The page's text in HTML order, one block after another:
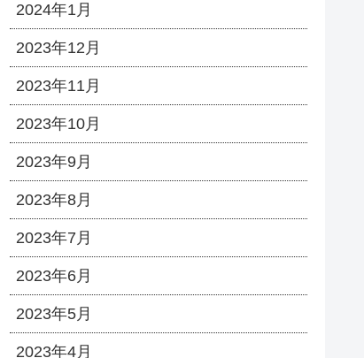
2024年1月
2023年12月
2023年11月
2023年10月
2023年9月
2023年8月
2023年7月
2023年6月
2023年5月
2023年4月